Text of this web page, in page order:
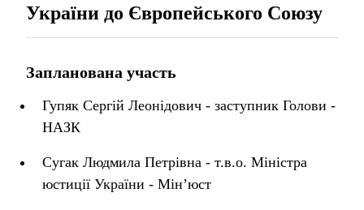
України до Європейського Союзу
Запланована участь
Гупяк Сергій Леонідович - заступник Голови -
НАЗК
Сугак Людмила Петрівна - т.в.о. Міністра
юстиції України - Мін’юст